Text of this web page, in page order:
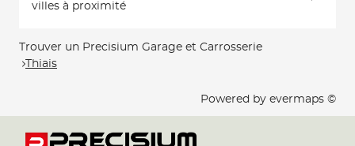
villes à proximité
Trouver un Precisium Garage et Carrosserie
Thiais
Powered by evermaps ©